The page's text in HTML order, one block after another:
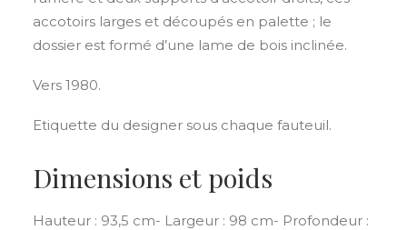
accotoirs larges et découpés en palette ; le
dossier est formé d’une lame de bois inclinée.
Vers 1980.
Etiquette du designer sous chaque fauteuil.
Dimensions et poids
Hauteur : 93,5 cm- Largeur : 98 cm- Profondeur :